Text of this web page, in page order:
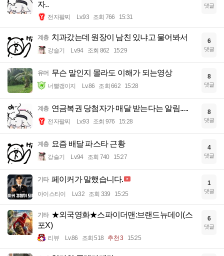
자..
전자팔찌 Lv.93 조회 766 15:31
댓글
계층 치과갔는데 원장이 남친 있냐고 물어봐서
강슬기 Lv.94 조회 862 15:29
6
댓글
유머 무슨 말인지 몰라도 이해가 되는영상
너빨갱이지 Lv.86 조회 662 15:28
8
댓글
계층 연금복권 당첨자가 매달 받는다는 알림.....
전자팔찌 Lv.93 조회 976 15:28
8
댓글
계층 요즘 배달 파스타 근황
강슬기 Lv.94 조회 740 15:27
4
댓글
기타 페이커가 말했습니다.
아이스티이 Lv.32 조회 339 15:25
1
댓글
기타 ★외국영화★스파이더맨:브랜드뉴데이(스
포X)
리뷰 Lv.86 조회 518 추천 3 15:25
6
댓글